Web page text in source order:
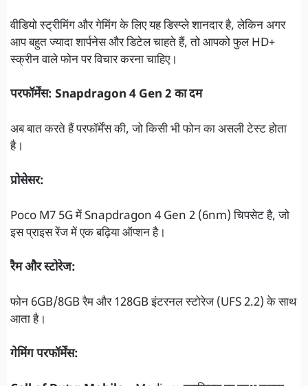
वीडियो स्ट्रीमिंग और गेमिंग के लिए यह डिस्प्ले शानदार है, लेकिन अगर
आप बहुत ज्यादा शार्पनेस और डिटेल चाहते हैं, तो आपको फुल HD+
स्क्रीन वाले फोन पर विचार करना चाहिए।
परफॉर्मेंस: Snapdragon 4 Gen 2 का दम
अब बात करते हैं परफॉर्मेंस की, जो किसी भी फोन का असली टेस्ट होता
है।
प्रोसेसर:
Poco M7 5G में Snapdragon 4 Gen 2 (6nm) चिपसेट है, जो
इस प्राइस रेंज में एक बढ़िया ऑप्शन है।
रैम और स्टोरेज:
फोन 6GB/8GB रैम और 128GB इंटरनल स्टोरेज (UFS 2.2) के साथ
आता है।
गेमिंग परफॉर्मेंस: